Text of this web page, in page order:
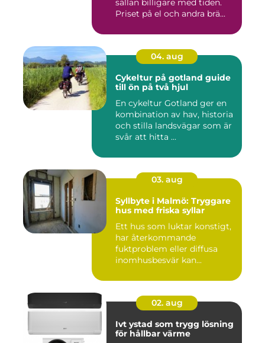
sällan billigare med tiden.
Priset på el och andra brä...
04. aug
Cykeltur på gotland guide
till ön på två hjul
En cykeltur Gotland ger en
kombination av hav, historia
och stilla landsvägar som är
svår att hitta ...
03. aug
Syllbyte i Malmö: Tryggare
hus med friska syllar
Ett hus som luktar konstigt,
har återkommande
fuktproblem eller diffusa
inomhusbesvär kan...
02. aug
Ivt ystad som trygg lösning
för hållbar värme